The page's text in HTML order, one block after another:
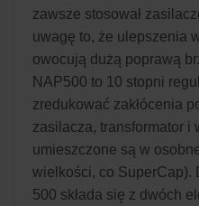
zawsze stosował
uwagę to, że ulepszenia
owocują dużą poprawą
NAP500 to 10 stopni
zredukować zakłócenia
zasilacza, transformator i
umieszczone są w
wielkości, co SuperCap).
500 składa się z dwóch